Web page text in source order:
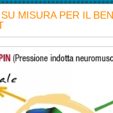
MISURA PER IL